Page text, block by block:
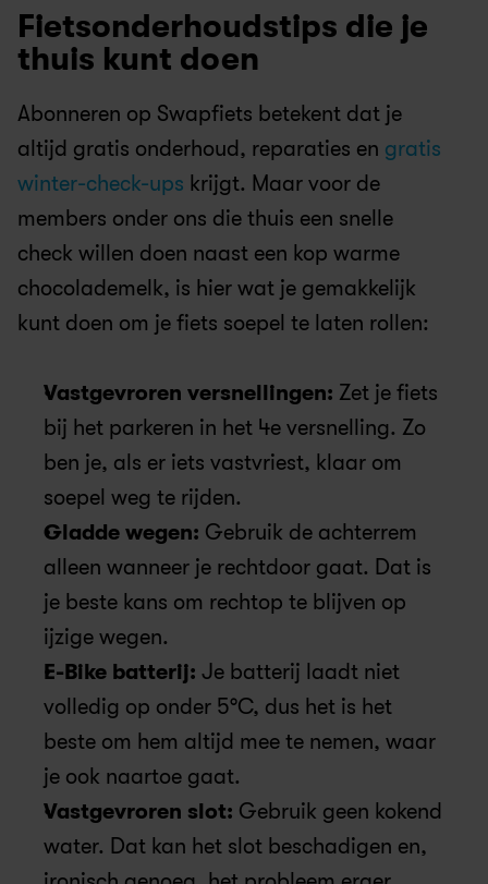
Fietsonderhoudstips die je
thuis kunt doen
Abonneren op Swapfiets betekent dat je
altijd gratis onderhoud, reparaties en gratis
winter-check-ups krijgt. Maar voor de
members onder ons die thuis een snelle
check willen doen naast een kop warme
chocolademelk, is hier wat je gemakkelijk
kunt doen om je fiets soepel te laten rollen:
Vastgevroren versnellingen: Zet je fiets
bij het parkeren in het 4e versnelling. Zo
ben je, als er iets vastvriest, klaar om
soepel weg te rijden.
Gladde wegen: Gebruik de achterrem
alleen wanneer je rechtdoor gaat. Dat is
je beste kans om rechtop te blijven op
ijzige wegen.
E-Bike batterij: Je batterij laadt niet
volledig op onder 5°C, dus het is het
beste om hem altijd mee te nemen, waar
je ook naartoe gaat.
Vastgevroren slot: Gebruik geen kokend
water. Dat kan het slot beschadigen en,